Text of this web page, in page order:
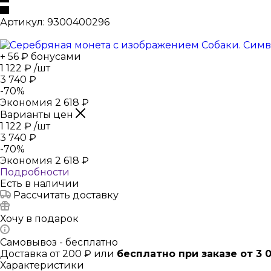
Артикул: 9300400296
+ 56 ₽ бонусами
1 122 ₽ /шт
3 740 ₽
-70%
Экономия 2 618 ₽
Варианты цен
1 122 ₽ /шт
3 740 ₽
-70%
Экономия 2 618 ₽
Подробности
Есть в наличии
Рассчитать доставку
Хочу в подарок
Самовывоз - бесплатно
Доставка от 200 ₽ или бесплатно при заказе от 3
Характеристики